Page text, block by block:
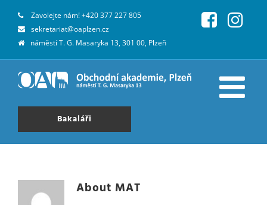
Zavolejte nám!+420 377 227 805
sekretariat@oaplzen.cz
náměstí T. G. Masaryka 13, 301 00, Plzeň
Bakaláři
About MAT